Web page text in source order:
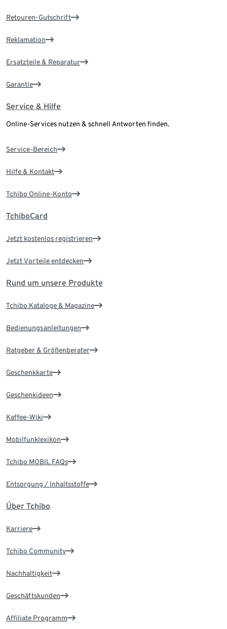
Retouren-Gutschrift
Reklamation
Ersatzteile & Reparatur
Garantie
Service & Hilfe
Online-Services nutzen & schnell Antworten finden.
Service-Bereich
Hilfe & Kontakt
Tchibo Online-Konto
TchiboCard
Jetzt kostenlos registrieren
Jetzt Vorteile entdecken
Rund um unsere Produkte
Tchibo Kataloge & Magazine
Bedienungsanleitungen
Ratgeber & Größenberater
Geschenkkarte
Geschenkideen
Kaffee-Wiki
Mobilfunklexikon
Tchibo MOBIL FAQs
Entsorgung / Inhaltsstoffe
Über Tchibo
Karriere
Tchibo Community
Nachhaltigkeit
Geschäftskunden
Affiliate Programm